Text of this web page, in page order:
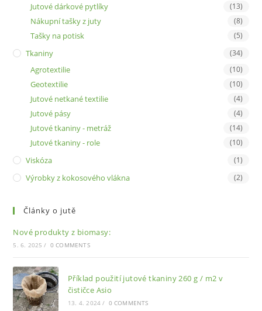
Jutové dárkové pytlíky (13)
Nákupní tašky z juty (8)
Tašky na potisk (5)
Tkaniny (34)
Agrotextilie (10)
Geotextilie (10)
Jutové netkané textilie (4)
Jutové pásy (4)
Jutové tkaniny - metráž (14)
Jutové tkaniny - role (10)
Viskóza (1)
Výrobky z kokosového vlákna (2)
Články o jutě
Nové produkty z biomasy:
5. 6. 2025 / 0 COMMENTS
Příklad použití jutové tkaniny 260 g / m2 v
čističce Asio
13. 4. 2024 / 0 COMMENTS